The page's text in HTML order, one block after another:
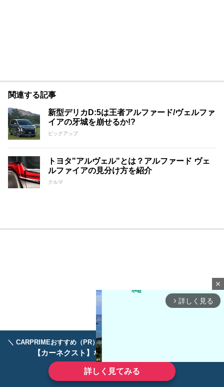
＼ CARPRIMEおすすめ（PR） ／
【カーネクスト】ならどんなクルマも高価買取
詳しく見てみる
関連する記事
新型デリカD:5は王者アルファード/ヴェルファ
イアの牙城を崩せるか!?
ピックアップ
トヨタ"アルヴェル"とは？アルファード ヴェ
ルファイアの見分け方を紹介
クルマ
close
arrow_forward_ios 詳しく見る